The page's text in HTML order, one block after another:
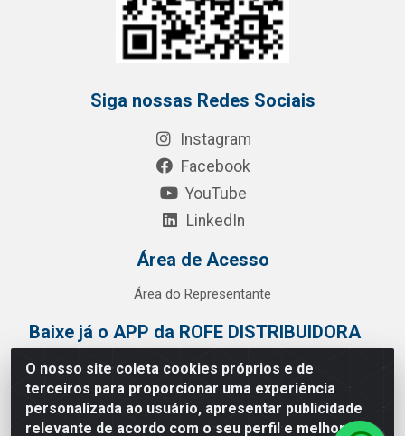
O nosso site coleta cookies próprios e de
terceiros para proporcionar uma experiência
personalizada ao usuário, apresentar publicidade
relevante de acordo com o seu perfil e melhorar a
Siga nossas Redes Sociais
Instagram
Facebook
YouTube
LinkedIn
Área de Acesso
Área do Representante
Baixe já o APP da ROFE DISTRIBUIDORA